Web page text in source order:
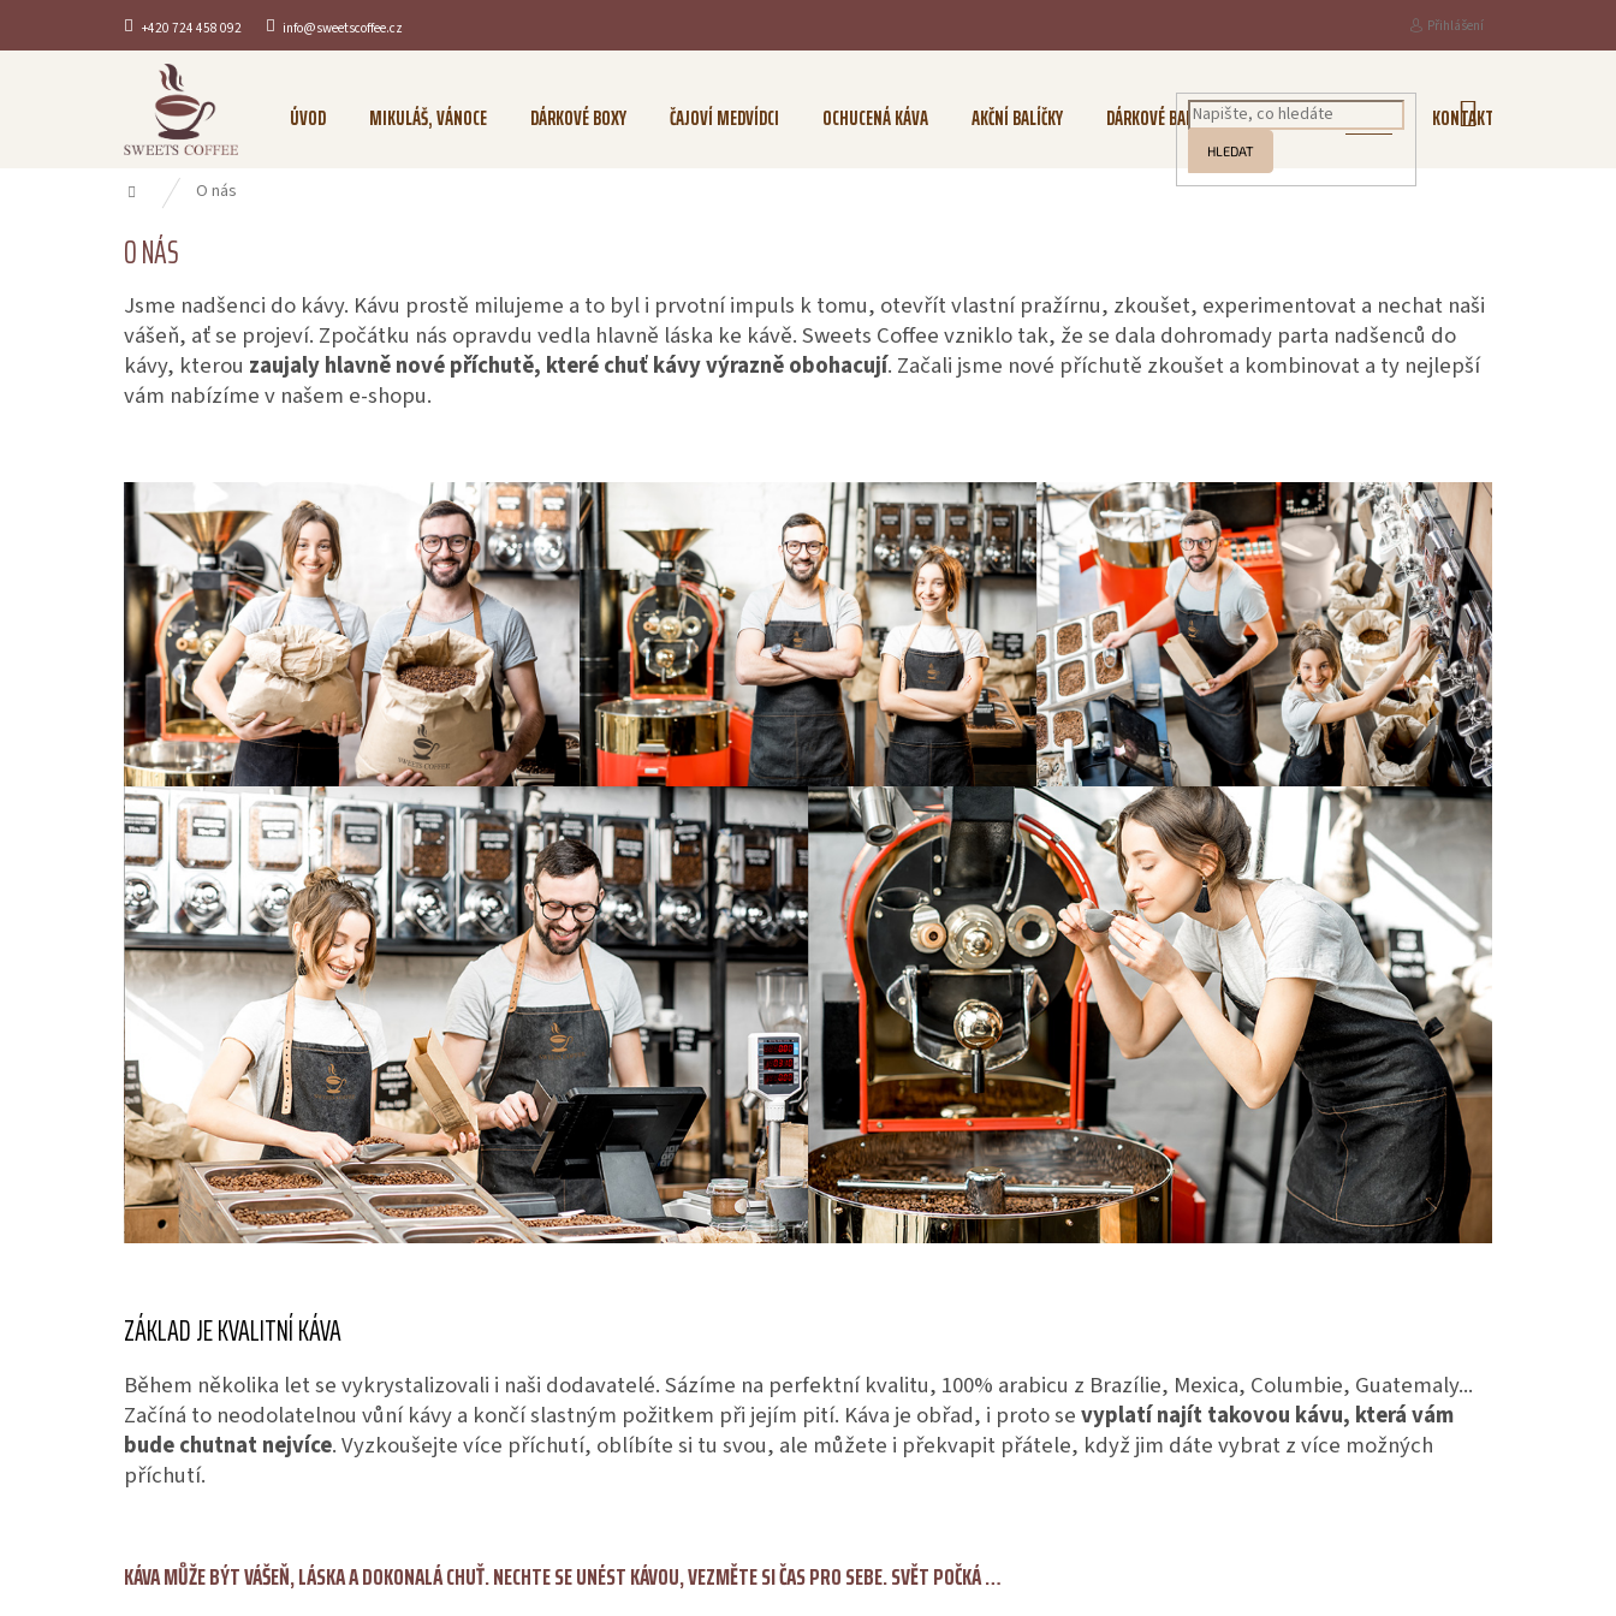
obsah
+420 724 458 092 info@sweetscoffee.cz Přihlášení
HLEDAT
ÚVOD MIKULÁŠ, VÁNOCE DÁRKOVÉ BOXY ČAJOVÍ MEDVÍDCI OCHUCENÁ KÁVA AKČNÍ BALÍČKY DÁRKOVÉ BALENÍ KOŘENÍ KONTAKTY
Domů O nás
O NÁS
Jsme nadšenci do kávy. Kávu prostě milujeme a to byl i prvotní impuls k tomu, otevřít vlastní pražírnu, zkoušet, experimentovat a nechat naši
vášeň, ať se projeví. Zpočátku nás opravdu vedla hlavně láska ke kávě. Sweets Coffee vzniklo tak, že se dala dohromady parta nadšenců do
kávy, kterou zaujaly hlavně nové příchutě, které chuť kávy výrazně obohacují. Začali jsme nové příchutě zkoušet a kombinovat a ty nejlepší
vám nabízíme v našem e-shopu.
ZÁKLAD JE KVALITNÍ KÁVA
Během několika let se vykrystalizovali i naši dodavatelé. Sázíme na perfektní kvalitu, 100% arabicu z Brazílie, Mexica, Columbie, Guatemaly...
Začíná to neodolatelnou vůní kávy a končí slastným požitkem při jejím pití. Káva je obřad, i proto sevyplatí najít takovou kávu, která vám
bude chutnat nejvíce. Vyzkoušejte více příchutí, oblíbíte si tu svou, ale můžete i překvapit přátele, když jim dáte vybrat z více možných
příchutí.
KÁVA MŮŽE BÝT VÁŠEŇ, LÁSKA A DOKONALÁ CHUŤ. NECHTE SE UNÉST KÁVOU, VEZMĚTE SI ČAS PRO SEBE. SVĚT POČKÁ …